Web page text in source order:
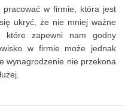
w firmie, która jest
ukryć, że nie mniej ważne
które zapewni nam godny
w firmie może jednak
wynagrodzenie nie przekona